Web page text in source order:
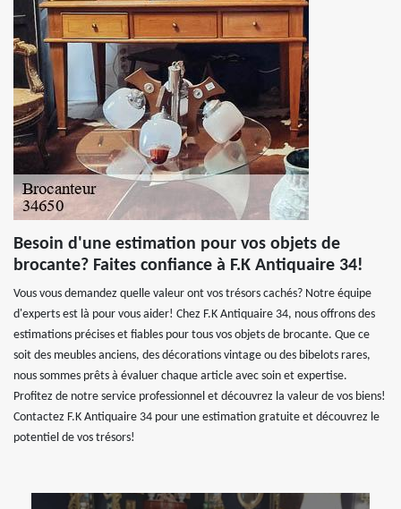
Besoin d'une estimation pour vos objets de
brocante? Faites confiance à F.K Antiquaire 34!
Vous vous demandez quelle valeur ont vos trésors cachés? Notre équipe
d'experts est là pour vous aider! Chez F.K Antiquaire 34, nous offrons des
estimations précises et fiables pour tous vos objets de brocante. Que ce
soit des meubles anciens, des décorations vintage ou des bibelots rares,
nous sommes prêts à évaluer chaque article avec soin et expertise.
Profitez de notre service professionnel et découvrez la valeur de vos biens!
Contactez F.K Antiquaire 34 pour une estimation gratuite et découvrez le
potentiel de vos trésors!